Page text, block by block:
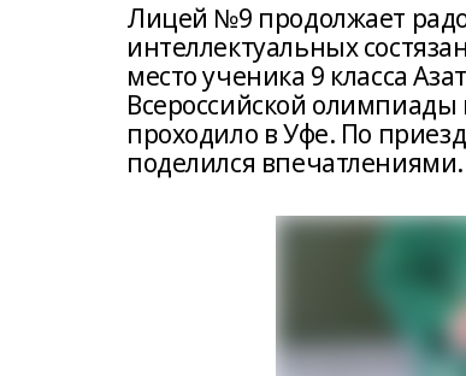
Лицей №9 продолжает
интеллектуальных
место ученика 9 класса
Всероссийской
проходило в Уфе. По
поделился впечатлениями.